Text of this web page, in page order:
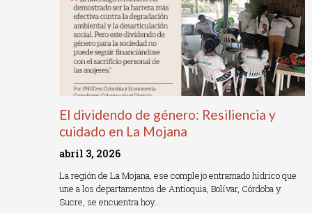
El dividendo de género: Resiliencia y
cuidado en La Mojana
abril 3, 2026
La región de La Mojana, ese complejo entramado hídrico que
une a los departamentos de Antioquia, Bolívar, Córdoba y
Sucre, se encuentra hoy…